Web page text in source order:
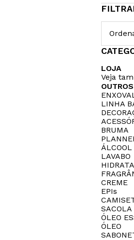
LOJA
Veja
OUTROS
LINHA
BRUMA
LAVABO
CREME
EPIs
SACOLA
ÓLEO
ÓLEO